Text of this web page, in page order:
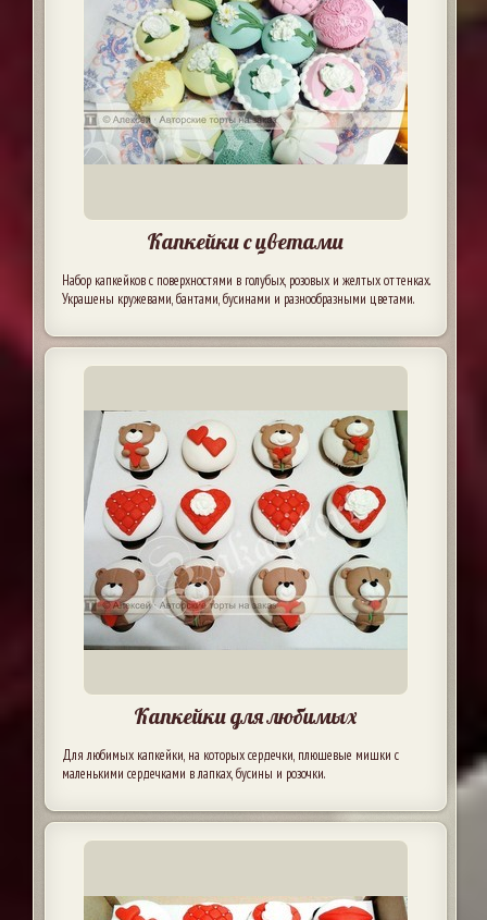
Капкейки с цветами
Набор капкейков с поверхностями в голубых, розовых и желтых оттенках.
Украшены кружевами, бантами, бусинами и разнообразными цветами.
Капкейки для любимых
Для любимых капкейки, на которых сердечки, плюшевые мишки с
маленькими сердечками в лапках, бусины и розочки.